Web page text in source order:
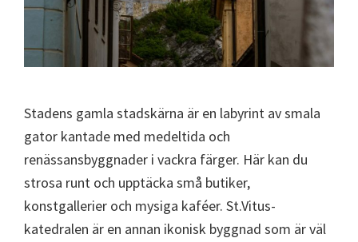
Stadens gamla stadskärna är en labyrint av smala
gator kantade med medeltida och
renässansbyggnader i vackra färger. Här kan du
strosa runt och upptäcka små butiker,
konstgallerier och mysiga kaféer. St.Vitus-
katedralen är en annan ikonisk byggnad som är väl